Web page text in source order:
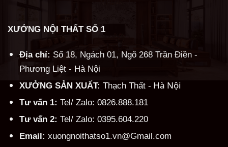
XƯỞNG NỘI THẤT SỐ 1
Địa chỉ: Số 18, Ngách 01, Ngõ 268 Trần Điền -
Phương Liệt - Hà Nội
XƯỞNG SẢN XUẤT: Thạch Thất - Hà Nội
Tư vấn 1: Tel/ Zalo: 0826.888.181
Tư vấn 2: Tel/ Zalo: 0395.604.220
Email: xuongnoithatso1.vn@Gmail.com